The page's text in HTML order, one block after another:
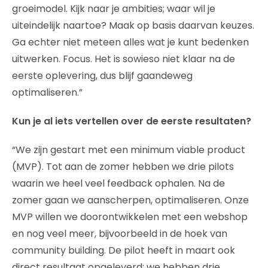
groeimodel. Kijk naar je ambities; waar wil je
uiteindelijk naartoe? Maak op basis daarvan keuzes.
Ga echter niet meteen alles wat je kunt bedenken
uitwerken. Focus. Het is sowieso niet klaar na de
eerste oplevering, dus blijf gaandeweg
optimaliseren.”
Kun je al iets vertellen over de eerste resultaten?
“We zijn gestart met een minimum viable product
(MVP). Tot aan de zomer hebben we drie pilots
waarin we heel veel feedback ophalen. Na de
zomer gaan we aanscherpen, optimaliseren. Onze
MVP willen we doorontwikkelen met een webshop
en nog veel meer, bijvoorbeeld in de hoek van
community building. De pilot heeft in maart ook